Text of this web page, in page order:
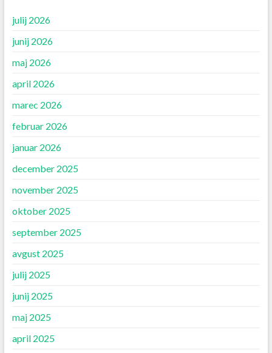
julij 2026
junij 2026
maj 2026
april 2026
marec 2026
februar 2026
januar 2026
december 2025
november 2025
oktober 2025
september 2025
avgust 2025
julij 2025
junij 2025
maj 2025
april 2025